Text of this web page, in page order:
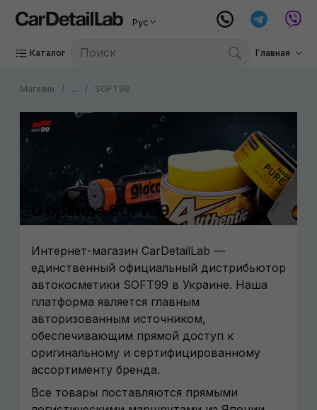
Рус
Каталог Главная
Магазин ... SOFT99
О бренде SOFT99
Интернет-магазин CarDetailLab —
единственный официальный дистрибьютор
автокосметики SOFT99 в Украине. Наша
платформа является главным
авторизованным источником,
обеспечивающим прямой доступ к
оригинальному и сертифицированному
ассортименту бренда.
Все товары поставляются прямыми